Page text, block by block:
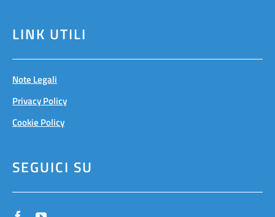
LINK UTILI
Note Legali
Privacy Policy
Cookie Policy
SEGUICI SU